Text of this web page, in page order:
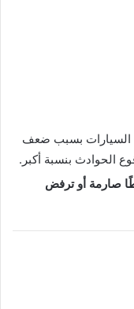
السيارات بسبب ضعف
الحوادث بنسبة أكبر.
صارمة أو ترفض